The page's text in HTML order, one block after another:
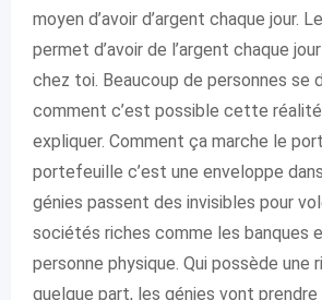
moyen d’avoir d’argent chaque jour.
permet d’avoir de l’argent chaque
chez toi. Beaucoup de personnes se
comment c’est possible cette
expliquer. Comment ça marche le
portefeuille c’est une enveloppe
génies passent des invisibles pour
sociétés riches comme les banques
personne physique. Qui possède une
quelque part, les génies vont